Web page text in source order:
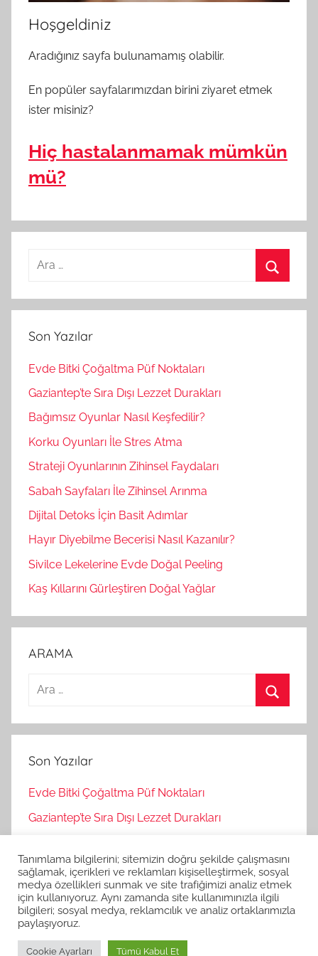
Hoşgeldiniz
Aradığınız sayfa bulunamamış olabilir.
En popüler sayfalarımızdan birini ziyaret etmek
ister misiniz?
Hiç hastalanmamak mümkün
mü?
a
a
r
Son Yazılar
Evde Bitki Çoğaltma Püf Noktaları
Gaziantep’te Sıra Dışı Lezzet Durakları
Bağımsız Oyunlar Nasıl Keşfedilir?
Korku Oyunları İle Stres Atma
Strateji Oyunlarının Zihinsel Faydaları
Sabah Sayfaları İle Zihinsel Arınma
Dijital Detoks İçin Basit Adımlar
Hayır Diyebilme Becerisi Nasıl Kazanılır?
Sivilce Lekelerine Evde Doğal Peeling
Kaş Kıllarını Gürleştiren Doğal Yağlar
ARAMA
a
a
r
Son Yazılar
Evde Bitki Çoğaltma Püf Noktaları
Gaziantep’te Sıra Dışı Lezzet Durakları
Korku Oyunları İle Stres Atma
Strateji Oyunlarının Zihinsel Faydaları
Tanımlama bilgilerini; sitemizin doğru şekilde çalışmasını
sağlamak, içerikleri ve reklamları kişiselleştirmek, sosyal
medya özellikleri sunmak ve site trafiğimizi analiz etmek
için kullanıyoruz. Aynı zamanda site kullanımınızla ilgili
bilgileri; sosyal medya, reklamcılık ve analiz ortaklarımızla
paylaşıyoruz.
Cookie Ayarları Tümü Kabul Et